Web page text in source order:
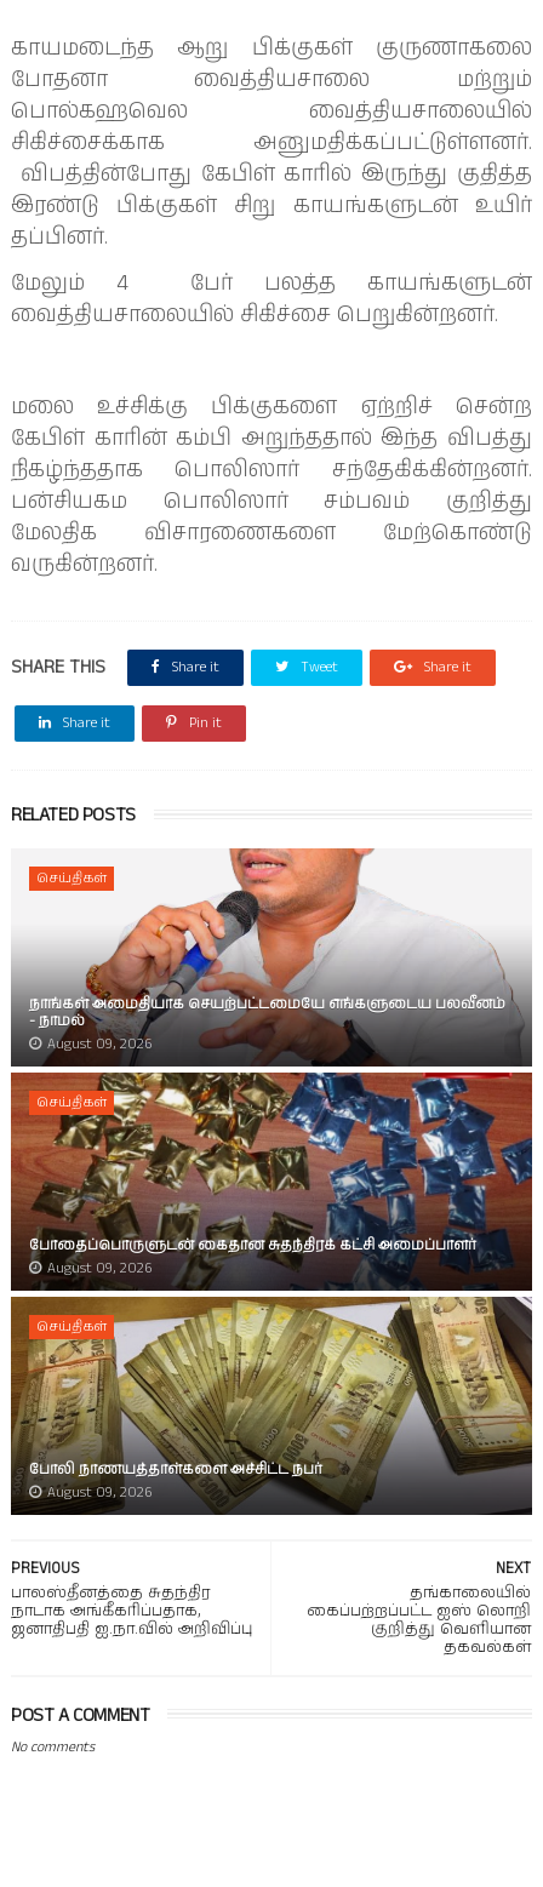
காயமடைந்த ஆறு பிக்குகள் குருணாகலை
போதனா வைத்தியசாலை மற்றும்
பொல்கஹவெல வைத்தியசாலையில்
சிகிச்சைக்காக அனுமதிக்கப்பட்டுள்ளனர்.
விபத்தின்போது கேபிள் காரில் இருந்து குதித்த
இரண்டு பிக்குகள் சிறு காயங்களுடன் உயிர்
தப்பினர்.
மேலும் 4 பேர் பலத்த காயங்களுடன்
வைத்தியசாலையில் சிகிச்சை பெறுகின்றனர்.
மலை உச்சிக்கு பிக்குகளை ஏற்றிச் சென்ற
கேபிள் காரின் கம்பி அறுந்ததால் இந்த விபத்து
நிகழ்ந்ததாக பொலிஸார் சந்தேகிக்கின்றனர்.
பன்சியகம பொலிஸார் சம்பவம் குறித்து
மேலதிக விசாரணைகளை மேற்கொண்டு
வருகின்றனர்.
SHARE THIS Share it Tweet Share it
Share it Pin it
RELATED POSTS
செய்திகள்
நாங்கள் அமைதியாக செயற்பட்டமையே எங்களுடைய பலவீனம்
- நாமல்
August 09, 2026
செய்திகள்
போதைப்பொருளுடன் கைதான சுதந்திரக் கட்சி அமைப்பாளர்
August 09, 2026
செய்திகள்
போலி நாணயத்தாள்களை அச்சிட்ட நபர்
August 09, 2026
NEXT
தங்காலையில்
கைப்பற்றப்பட்ட ஐஸ் லொறி
குறித்து வெளியான
தகவல்கள்
PREVIOUS
பாலஸ்தீனத்தை சுதந்திர
நாடாக அங்கீகரிப்பதாக,
ஜனாதிபதி ஐ.நா.வில் அறிவிப்பு
POST A COMMENT
No comments